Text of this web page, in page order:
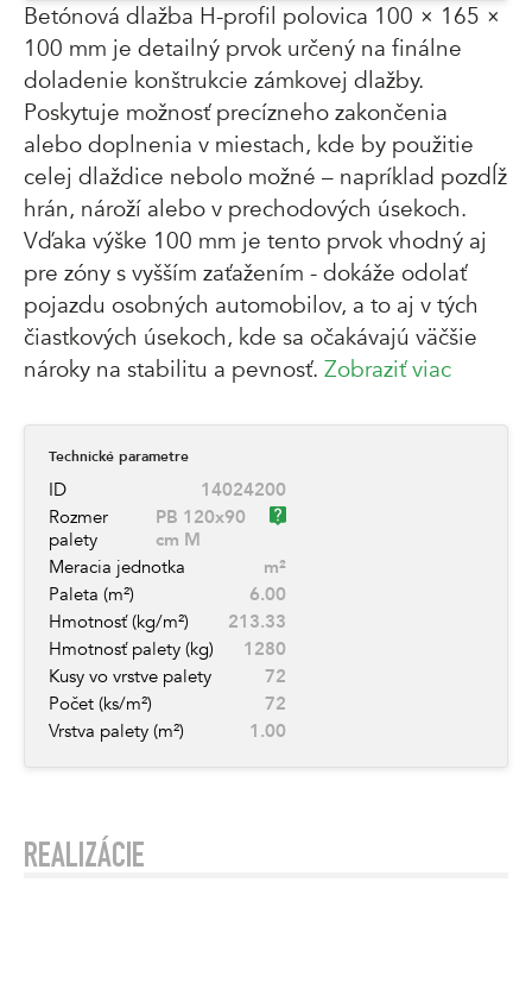
Betónová dlažba H-profil polovica 100 × 165 ×
100 mm je detailný prvok určený na finálne
doladenie konštrukcie zámkovej dlažby.
Poskytuje možnosť precízneho zakončenia
alebo doplnenia v miestach, kde by použitie
celej dlaždice nebolo možné – napríklad pozdĺž
hrán, nároží alebo v prechodových úsekoch.
Vďaka výške 100 mm je tento prvok vhodný aj
pre zóny s vyšším zaťažením - dokáže odolať
pojazdu osobných automobilov, a to aj v tých
čiastkových úsekoch, kde sa očakávajú väčšie
nároky na stabilitu a pevnosť. Zobraziť viac
Technické parametre
ID
14024200
Rozmer
palety
PB 120x90
cm M
Meracia jednotka
m²
Paleta (m²)
6.00
Hmotnosť (kg/m²)
213.33
Hmotnosť palety (kg)
1280
Kusy vo vrstve palety
72
Počet (ks/m²)
72
Vrstva palety (m²)
1.00
REALIZÁCIE